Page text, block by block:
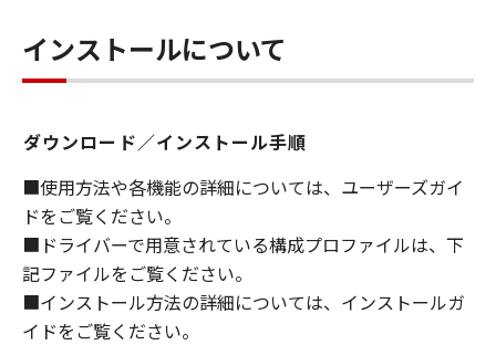
より必要な許可等を得ることなしに、「本ソフ
トウェア」の全部または一部を、直接または間
接に輸出してはなりません。
６．サポートおよびアップデート
らの販売代理店および販売店、並びにキヤノン
のライセンサーは、お客様による「本ソフトウ
ェア」の使用を支援すること、および「本ソフ
トウェア」に対してアップデート、バグの修正
あるいはサポートを行うことについて、いかな
る責任も負うものではありません。
インストールについて
ダウンロード／インストール手順
■使用方法や各機能の詳細については、ユーザーズガイ
ドをご覧ください。
■ドライバーで用意されている構成プロファイルは、下
記ファイルをご覧ください。
■インストール方法の詳細については、インストールガ
イドをご覧ください。